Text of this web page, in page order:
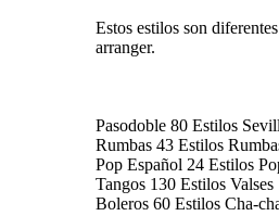
Estos estilos son
arranger.
Pasodoble 80 Estilos
Rumbas 43 Estilos
Pop Español 24 Estilos
Tangos 130 Estilos Valses
Boleros 60 Estilos Cha-